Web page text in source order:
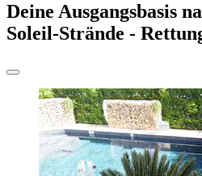
Deine Ausgangsbasis
Soleil-Strände -